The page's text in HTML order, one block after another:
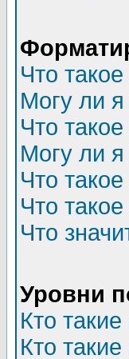
Что
Могу ли я
Что
Могу ли я
Что
Что
Что
Уровни
Кто
Кто